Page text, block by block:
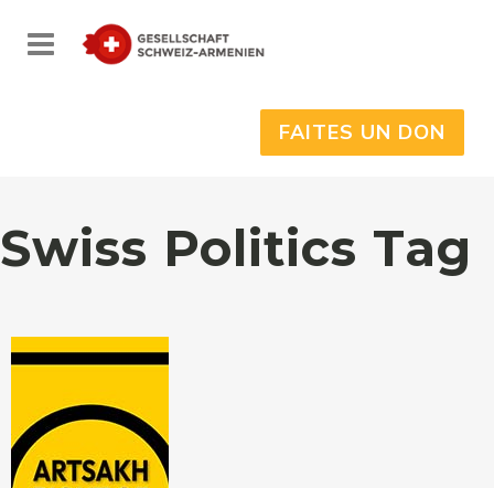
FAITES UN DON
Swiss Politics Tag